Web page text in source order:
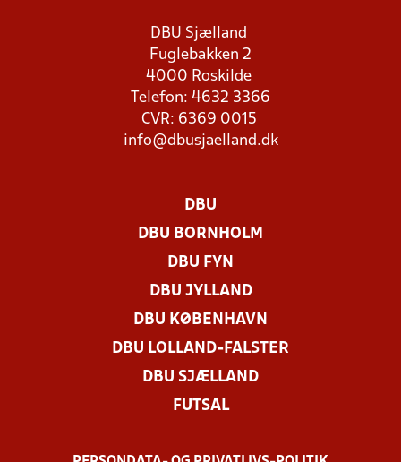
DBU Sjælland
Fuglebakken 2
4000 Roskilde
Telefon: 4632 3366
CVR: 6369 0015
info@dbusjaelland.dk
DBU
DBU BORNHOLM
DBU FYN
DBU JYLLAND
DBU KØBENHAVN
DBU LOLLAND-FALSTER
DBU SJÆLLAND
FUTSAL